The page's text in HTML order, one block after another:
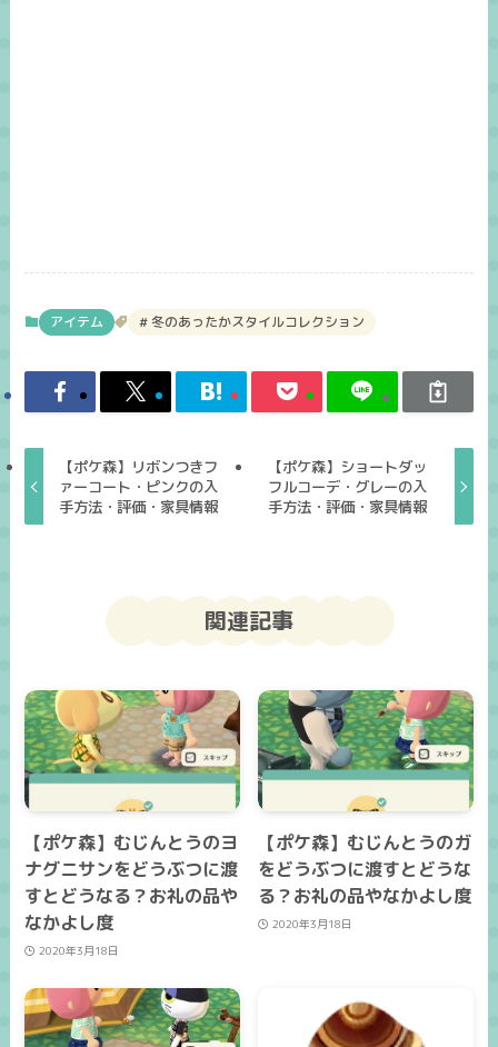
アイテム 冬のあったかスタイルコレクション
【ポケ森】リボンつきフ
ァーコート・ピンクの入
手方法・評価・家具情報
【ポケ森】ショートダッ
フルコーデ・グレーの入
手方法・評価・家具情報
関連記事
【ポケ森】むじんとうのヨ
ナグニサンをどうぶつに渡
すとどうなる？お礼の品や
なかよし度
2020年3月18日
【ポケ森】むじんとうのガ
をどうぶつに渡すとどうな
る？お礼の品やなかよし度
2020年3月18日